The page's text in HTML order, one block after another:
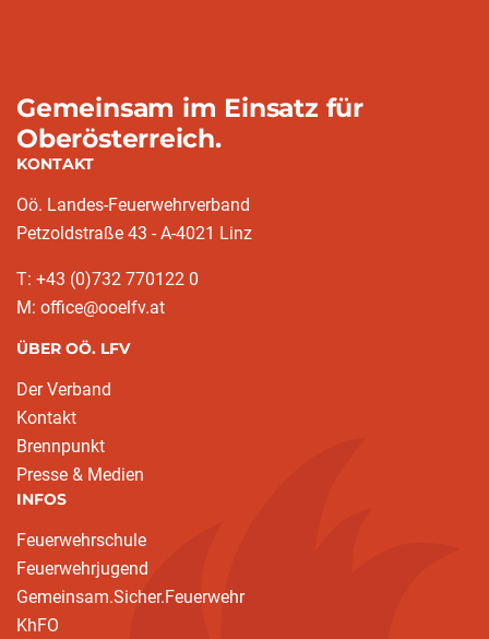
Gemeinsam im Einsatz für
Oberösterreich.
KONTAKT
Oö. Landes-Feuerwehrverband
Petzoldstraße 43 - A-4021 Linz
T: +43 (0)732 770122 0
M: office@ooelfv.at
ÜBER OÖ. LFV
Der Verband
Kontakt
Brennpunkt
Presse & Medien
INFOS
Feuerwehrschule
Feuerwehrjugend
Gemeinsam.Sicher.Feuerwehr
KhFO